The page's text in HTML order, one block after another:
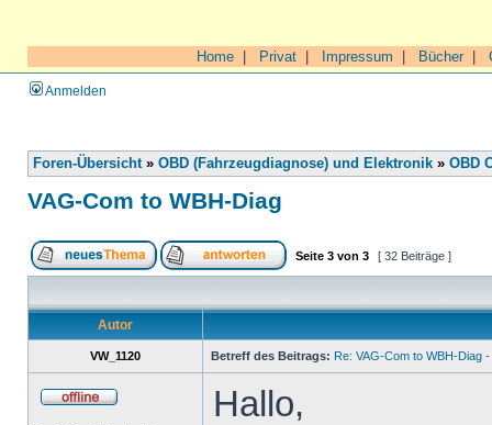
Home Privat Impressum Bücher|
Anmelden
Foren-Übersicht» OBD (Fahrzeugdiagnose) und Elektronik » OBD
VAG-Com to WBH-Diag
Seite 3 von 3 [ 32 Beiträge ]
Autor
VW_1120 Betreff des Beitrags: Re: VAG-Com to WBH-Diag
Hallo,